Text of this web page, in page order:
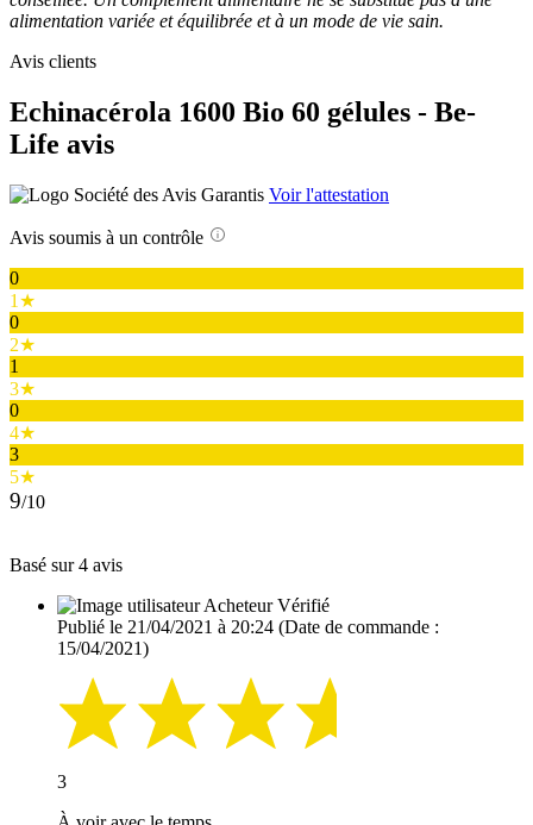
alimentation variée et équilibrée et à un mode de vie sain.
Avis clients
Echinacérola 1600 Bio 60 gélules - Be-
Life avis
Voir l'attestation
Avis soumis à un contrôle
0
1★
0
2★
1
3★
0
4★
3
5★
9/10
Basé sur 4 avis
Acheteur Vérifié
Publié le 21/04/2021 à 20:24 (Date de commande :
15/04/2021)
3